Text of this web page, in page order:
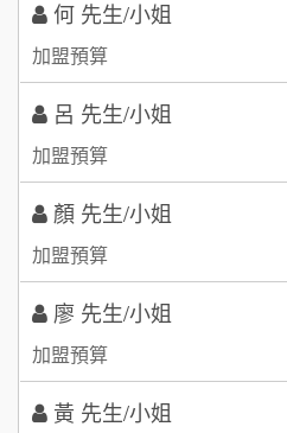
5 咖啡LOOK
6 鼎威維修
88thai發發泰-泰式飯行
呷尚寶
9 SHARE TEA歇腳亭
10 TEA TOP台灣第一味
呂 先生/小姐
加盟預算
顏 先生/小姐
加盟預算
廖 先生/小姐
加盟預算
黃 先生/小姐
加盟預算
【曉妍美妝】誠徵行政櫃檯
自助洗衣店誠徵代洗收送
MUSHEN徵SPA美容芳療師
日十。早午食加盟說明會
拾鑶火鍋加盟說明會
全家加盟說明會